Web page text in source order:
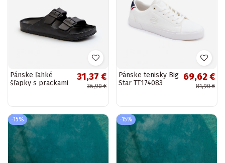
Pánske ľahké
šľapky s prackami
31,37 €
36,90 €
Pánske tenisky Big
Star TT174083
69,62 €
81,90 €
-15% -15%